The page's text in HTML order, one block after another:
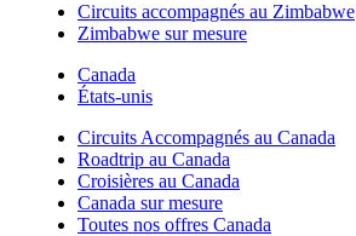
Circuits accompagnés au Zimbabwe
Zimbabwe sur mesure
Canada
États-unis
Circuits Accompagnés au Canada
Roadtrip au Canada
Croisières au Canada
Canada sur mesure
Toutes nos offres Canada